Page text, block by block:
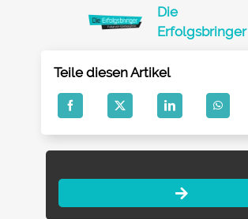
Die
Erfolgsbringer
Teile diesen Artikel